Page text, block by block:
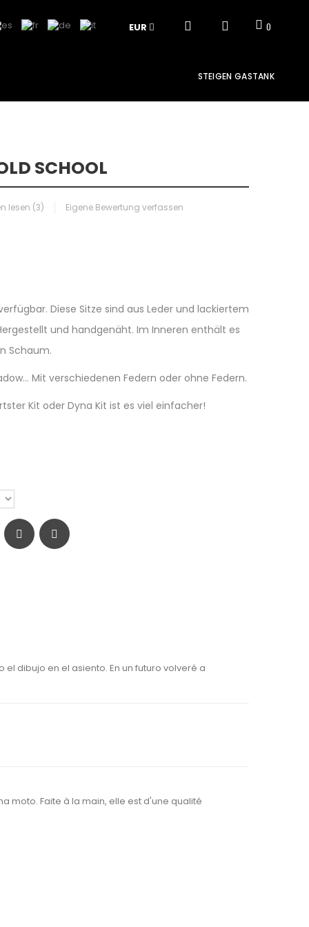
EUR 0
STEIGEN GASTANK
SCHOOL
lesen (3) Eigene Bewertung verfassen
Diese Sitze sind aus Leder und lackiertem
und handgenäht. Im Inneren enthält es
Schaum.
Mit verschiedenen Federn oder ohne Federn.
Kit oder Dyna Kit ist es viel einfacher!
dibujo en el asiento. En un futuro volveré a
moto. Faite à la main, elle est d'une qualité